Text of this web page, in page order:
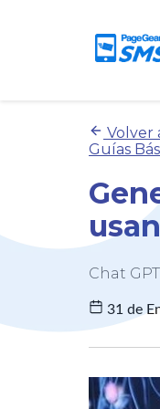
Volver
Guías
Chat
31 de